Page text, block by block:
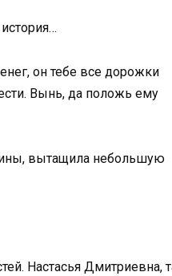
он тебе все дорожки
Вынь, да положь ему
вытащила небольшую
Настасья Дмитриевна,